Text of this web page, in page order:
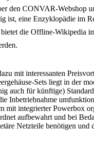
den CONVAR-Webshop
ist, eine Enzyklopädie im
die Offline-Wikipedia
mit interessanten
Sets liegt in der
auch für künftige)
Inbetriebnahme
mit integrierter Powerbox
aufbewahrt und bei
Netzteile benötigen